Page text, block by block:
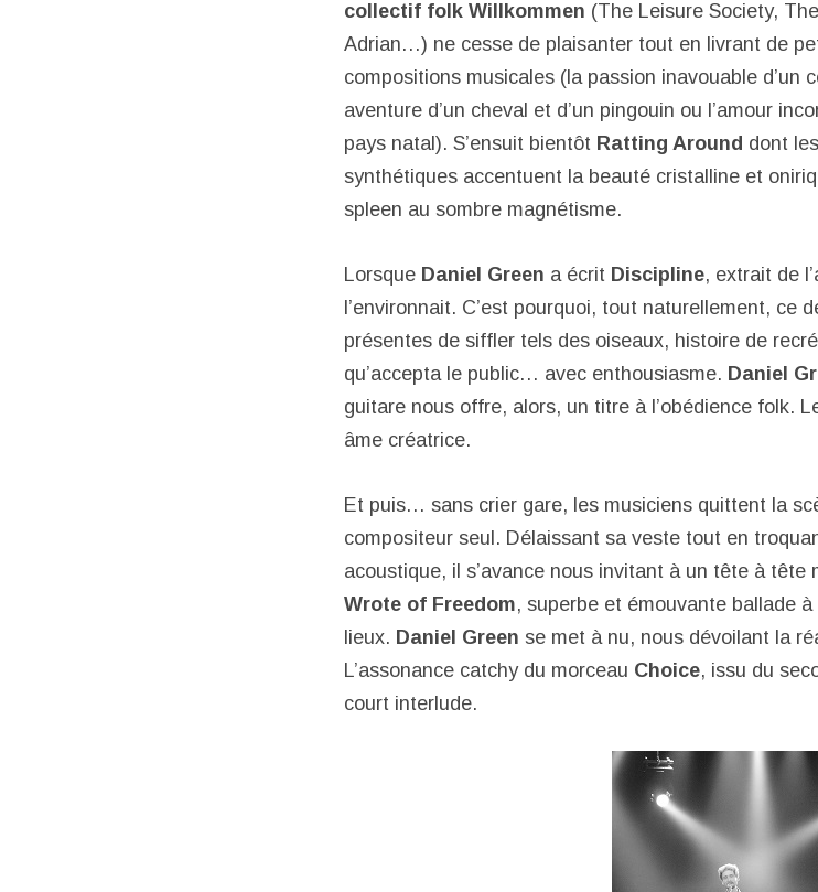
collectif folk Willkommen (The Leisure Society,
Adrian…) ne cesse de plaisanter tout en livrant de
compositions musicales (la passion inavouable d’un
aventure d’un cheval et d’un pingouin ou l’amour
pays natal). S’ensuit bientôt Ratting Around dont
synthétiques accentuent la beauté cristalline et
spleen au sombre magnétisme.
Lorsque Daniel Green a écrit Discipline, extrait de
l’environnait. C’est pourquoi, tout naturellement, ce
présentes de siffler tels des oiseaux, histoire de
qu’accepta le public… avec enthousiasme. Daniel
guitare nous offre, alors, un titre à l’obédience folk.
âme créatrice.
Et puis… sans crier gare, les musiciens quittent la
compositeur seul. Délaissant sa veste tout en
acoustique, il s’avance nous invitant à un tête à tête
Wrote of Freedom, superbe et émouvante ballade
lieux. Daniel Green se met à nu, nous dévoilant la
L’assonance catchy du morceau Choice, issu du
court interlude.